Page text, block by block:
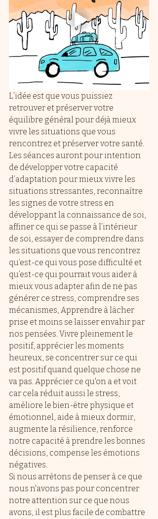
L’idée est que vous puissiez
retrouver et préserver votre
équilibre général pour déjà mieux
vivre les situations que vous
rencontrez et préserver votre santé.
Les séances auront pour intention
de développer votre capacité
d’adaptation pour mieux vivre les
situations stressantes, reconnaître
les signes de votre stress en
développant la connaissance de soi,
affiner ce qui se passe à l’intérieur
de soi, essayer de comprendre dans
les situations que vous rencontrez
qu’est-ce qui vous pose difficulté et
qu’est-ce qui pourrait vous aider à
mieux vous adapter afin de ne pas
générer ce stress, comprendre ses
mécanismes, Apprendre à lâcher
prise et moins se laisser envahir par
nos pensées. Vivre pleinement le
positif, apprécier les moments
heureux, se concentrer sur ce qui
est positif quand quelque chose ne
va pas. Apprécier ce qu'on a et voit
car cela réduit aussi le stress,
améliore le bien-être physique et
émotionnel, aide à mieux dormir,
augmente la résilience, renforce
notre capacité à prendre les bonnes
décisions, compense les émotions
négatives.
Si nous arrêtons de penser à ce que
nous n'avons pas pour concentrer
notre attention sur ce que nous
avons, il est plus facile de combattre